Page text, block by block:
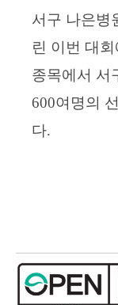
서구 나은병
린 이번 대
종목에서 서
600여명의
다.